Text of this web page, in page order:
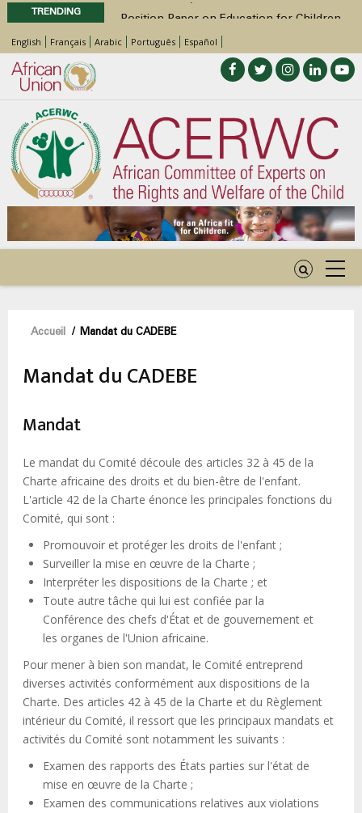
TRENDING
Position Paper on Education for Children
with Disabilities in Africa
48th Ordinary Session
Call for Side Events during the 48th
Ordinary Session of the ACERWC
Advocacy Factsheet : Climate Change, El
Niño, & Africa’s Children’s Rights to Food &
Water
48th Ordinary Session
English Français Arabic Português Español
Fil
d'Ariane
Accueil / Mandat du CADEBE
Mandat du CADEBE
Mandat
Le mandat du Comité découle des articles 32 à 45 de la
Charte africaine des droits et du bien-être de l'enfant.
L'article 42 de la Charte énonce les principales fonctions du
Comité, qui sont :
Promouvoir et protéger les droits de l'enfant ;
Surveiller la mise en œuvre de la Charte ;
Interpréter les dispositions de la Charte ; et
Toute autre tâche qui lui est confiée par la
Conférence des chefs d'État et de gouvernement et
les organes de l'Union africaine.
Pour mener à bien son mandat, le Comité entreprend
diverses activités conformément aux dispositions de la
Charte. Des articles 42 à 45 de la Charte et du Règlement
intérieur du Comité, il ressort que les principaux mandats et
activités du Comité sont notamment les suivants :
Examen des rapports des États parties sur l'état de
mise en œuvre de la Charte ;
Examen des communications relatives aux violations